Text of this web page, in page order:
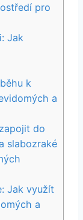
pro
Jak
k
a
do
slabozraké
Jak ‍využít‍
a